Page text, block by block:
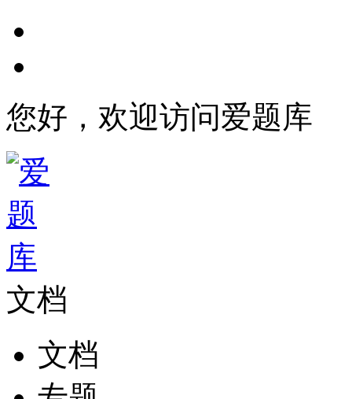
您好，欢迎访问爱题库
文档
文档